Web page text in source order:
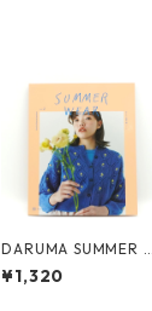
DARUMA SUMMER W
EAR vol.2
¥1,320